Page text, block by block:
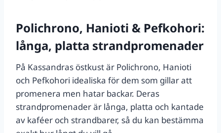
Polichrono, Hanioti & Pefkohori:
långa, platta strandpromenader
På Kassandras östkust är Polichrono, Hanioti
och Pefkohori idealiska för dem som gillar att
promenera men hatar backar. Deras
strandpromenader är långa, platta och kantade
av kaféer och strandbarer, så du kan bestämma